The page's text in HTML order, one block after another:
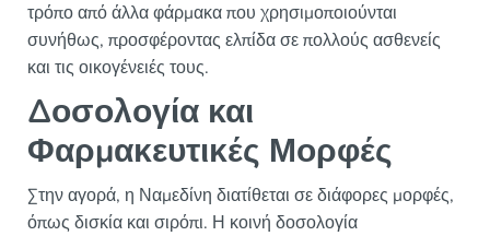
τρόπο από άλλα φάρμακα που χρησιμοποιούνται
συνήθως, προσφέροντας ελπίδα σε πολλούς ασθενείς
και τις οικογένειές τους.
Δοσολογία και
Φαρμακευτικές Μορφές
Στην αγορά, η Ναμεδίνη διατίθεται σε διάφορες μορφές,
όπως δισκία και σιρόπι. Η κοινή δοσολογία